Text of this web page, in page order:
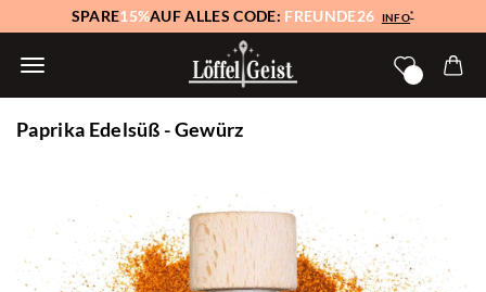
SPARE15%AUF ALLES CODE: FREUNDE26 INFO*
Paprika Edelsüß - Gewürz